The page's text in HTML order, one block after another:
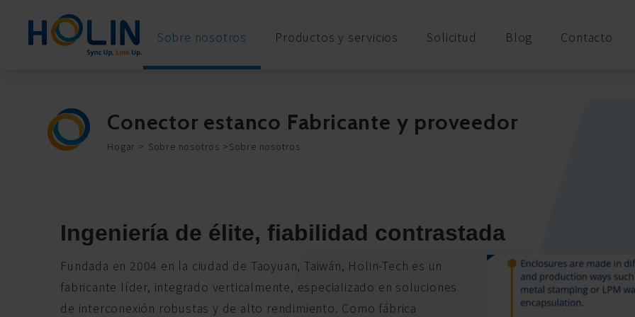
Sobre nosotros Productos y servicios Solicitud Blog Contacto
Conector estanco Fabricante y proveedor
Hogar Sobre nosotros Sobre nosotros
Ingeniería de élite, fiabilidad contrastada
Fundada en 2004 en la ciudad de Taoyuan, Taiwán, Holin-Tech es un
fabricante líder, integrado verticalmente, especializado en soluciones
de interconexión robustas y de alto rendimiento. Como fábrica
Panel de gestión de cookies